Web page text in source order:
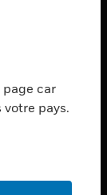
page car
pays.